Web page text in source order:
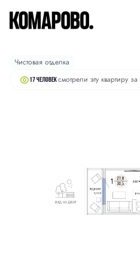
Студия30.5 м2
Чистовая отделка
17 человексмотрели эту квартиру